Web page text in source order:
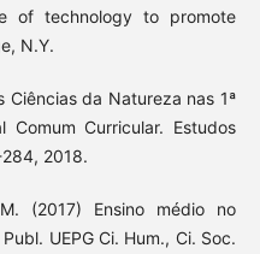
of technology to promote
N.Y.
Ciências da Natureza nas 1ª
Curricular. Estudos
2018.
(2017) Ensino médio no
UEPG Ci. Hum., Ci. Soc.